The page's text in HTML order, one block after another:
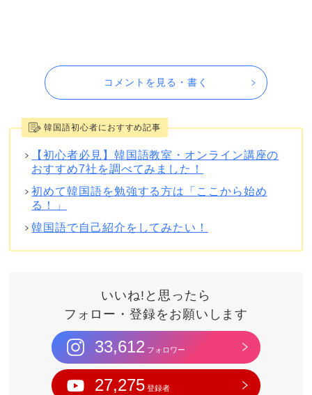
コメントを見る・書く
韓国語初心者におすすめ記事
【初心者必見】韓国語教室・オンライン講座の
おすすめ7社を調べてみました！
初めて韓国語を勉強する方は「ここから始め
る！」
韓国語で自己紹介をしてみたい！
いいね!と思ったら
フォロー・登録をお願いします
33,612 フォロワー
27,275 登録者